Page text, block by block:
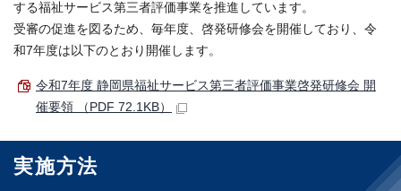
する福祉サービス第三者評価事業を推進しています。
受審の促進を図るため、毎年度、啓発研修会を開催しており、令
和7年度は以下のとおり開催します。
令和7年度 静岡県福祉サービス第三者評価事業啓発研修会 開
催要領 （PDF 72.1KB）
実施方法